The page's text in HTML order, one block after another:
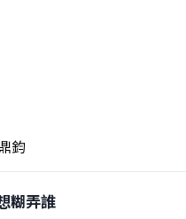
鈞
糊弄誰